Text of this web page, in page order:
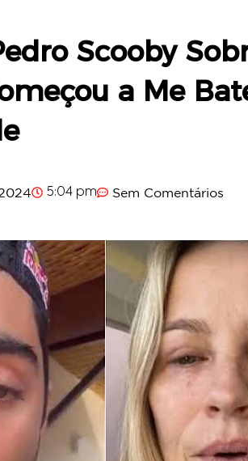
Scooby
a Me
5:04 pm Sem Comentários